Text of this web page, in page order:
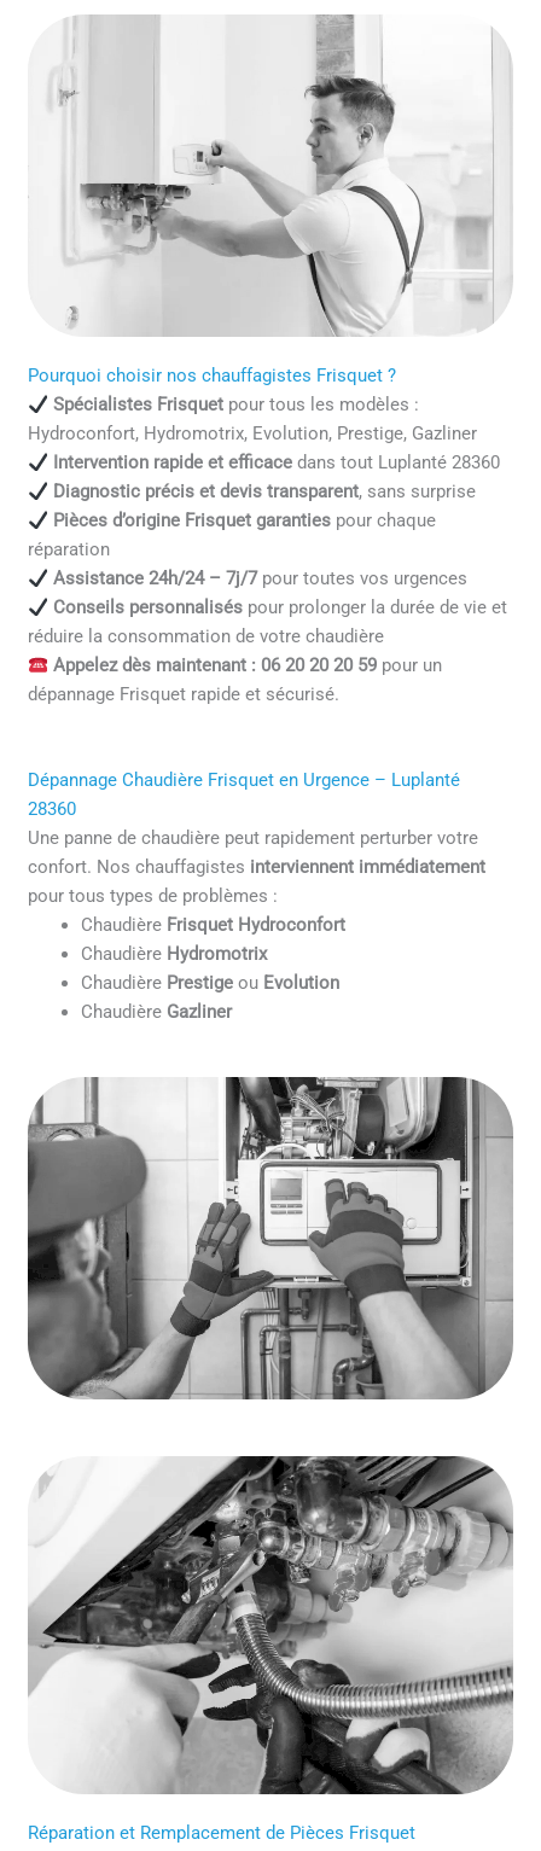
Pourquoi choisir nos chauffagistes Frisquet ?
Spécialistes Frisquetpour tous les modèles :
Hydroconfort, Hydromotrix, Evolution, Prestige, Gazliner
Intervention rapide et efficacedans tout Luplanté 28360
Diagnostic précis et devis transparent, sans surprise
Pièces d’origine Frisquet garantiespour chaque
réparation
Assistance 24h/24 – 7j/7pour toutes vos urgences
Conseils personnaliséspour prolonger la durée de vie et
réduire la consommation de votre chaudière
Appelez dès maintenant : 06 20 20 20 59pour un
dépannage Frisquet rapide et sécurisé.
Dépannage Chaudière Frisquet en Urgence – Luplanté
28360
Une panne de chaudière peut rapidement perturber votre
confort. Nos chauffagistes interviennent immédiatement
pour tous types de problèmes :
Chaudière Frisquet Hydroconfort
Chaudière Hydromotrix
Chaudière Prestige ou Evolution
Chaudière Gazliner
Réparation et Remplacement de Pièces Frisquet